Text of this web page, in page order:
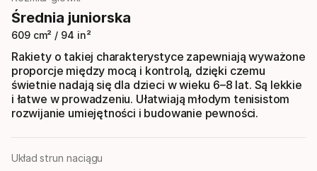
Średnia juniorska
609 cm² / 94 in²
Rakiety o takiej charakterystyce zapewniają wyważone
proporcje między mocą i kontrolą, dzięki czemu
świetnie nadają się dla dzieci w wieku 6–8 lat. Są lekkie
i łatwe w prowadzeniu. Ułatwiają młodym tenisistom
rozwijanie umiejętności i budowanie pewności.
Układ strun naciągu